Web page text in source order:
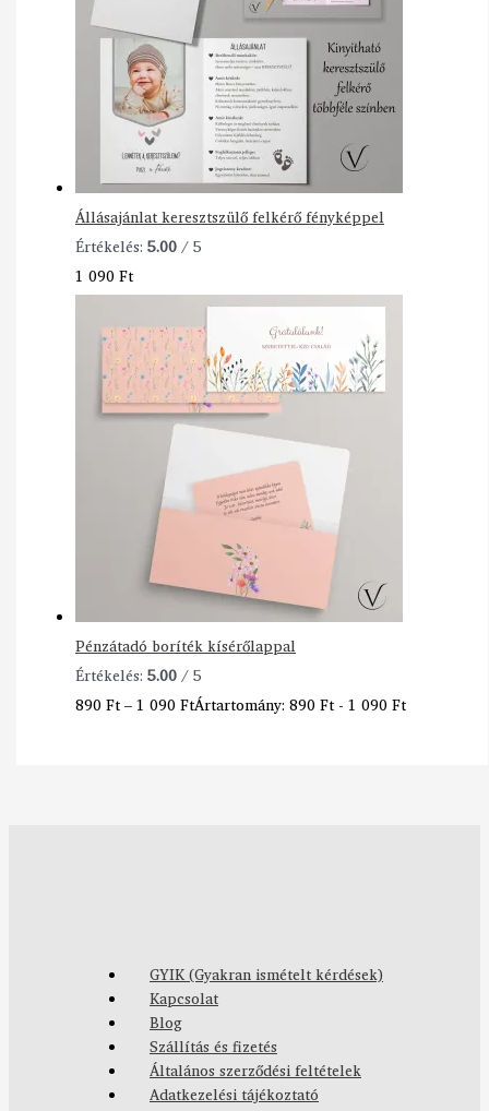
Állásajánlat keresztszülő felkérő fényképpel
Értékelés:5.00/ 5
1 090Ft
Pénzátadó boríték kísérőlappal
Értékelés:5.00/ 5
890Ft–1 090FtÁrtartomány: 890 Ft - 1 090 Ft
GYIK (Gyakran ismételt kérdések)
Kapcsolat
Blog
Szállítás és fizetés
Általános szerződési feltételek
Adatkezelési tájékoztató